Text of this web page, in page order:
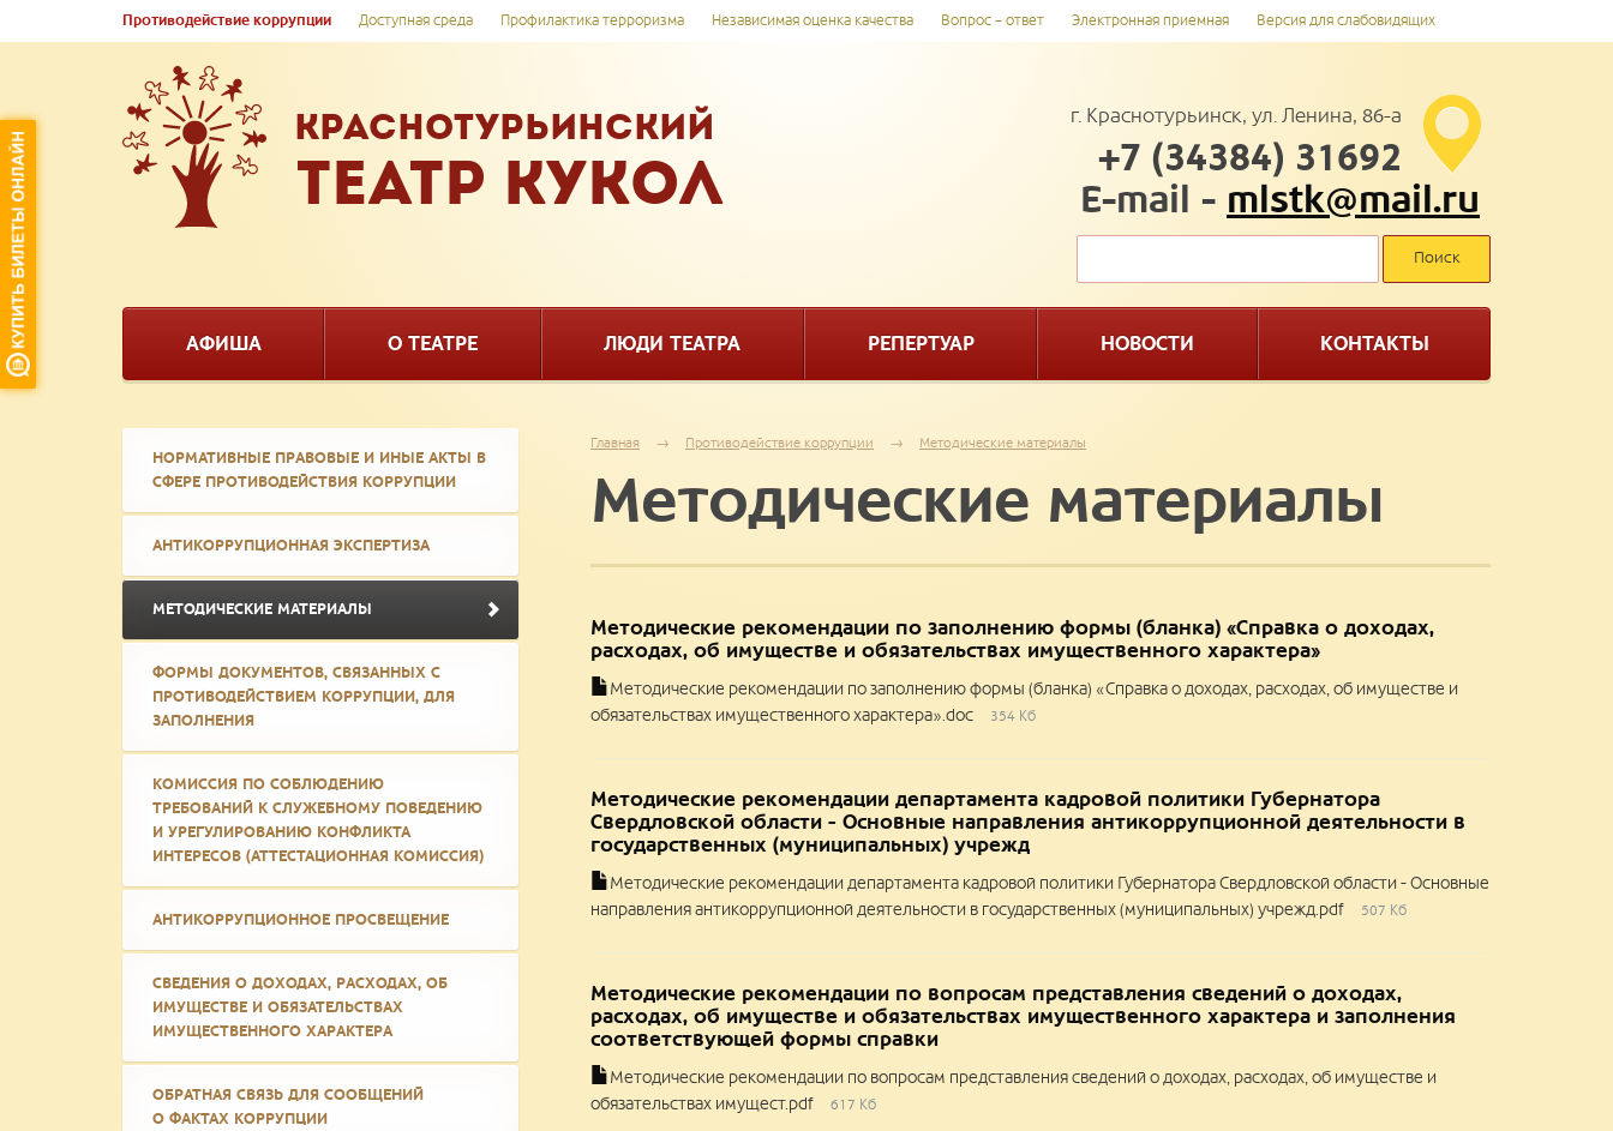
Противодействие коррупции Доступная среда Профилактика терроризма Независимая оценка качества Вопрос – ответ Электронная приемная Версия для слабовидящих
КРАСНОТУРЬИНСКИЙ
ТЕАТР КУКОЛ
г. Краснотурьинск, ул. Ленина, 86-а
+7 (34384) 31692
E-mail - mlstk@mail.ru
АФИША О ТЕАТРЕ ЛЮДИ ТЕАТРА РЕПЕРТУАР НОВОСТИ КОНТАКТЫ
Главная → Противодействие коррупции → Методические материалы
Методические материалы
Методические рекомендации по заполнению формы (бланка) «Справка о доходах,
расходах, об имуществе и обязательствах имущественного характера»
Методические рекомендации по заполнению формы (бланка) «Справка о доходах, расходах, об имуществе и
обязательствах имущественного характера».doc
354 Кб
Методические рекомендации департамента кадровой политики Губернатора
Свердловской области - Основные направления антикоррупционной деятельности в
государственных (муниципальных) учрежд
Методические рекомендации департамента кадровой политики Губернатора Свердловской области - Основные
направления антикоррупционной деятельности в государственных (муниципальных) учрежд.pdf
507 Кб
Методические рекомендации по вопросам представления сведений о доходах,
расходах, об имуществе и обязательствах имущественного характера и заполнения
соответствующей формы справки
Методические рекомендации по вопросам представления сведений о доходах, расходах, об имуществе и
обязательствах имущест.pdf
617 Кб
НОРМАТИВНЫЕ ПРАВОВЫЕ И ИНЫЕ АКТЫ В
СФЕРЕ ПРОТИВОДЕЙСТВИЯ КОРРУПЦИИ
АНТИКОРРУПЦИОННАЯ ЭКСПЕРТИЗА
МЕТОДИЧЕСКИЕ МАТЕРИАЛЫ
ФОРМЫ ДОКУМЕНТОВ, СВЯЗАННЫХ С
ПРОТИВОДЕЙСТВИЕМ КОРРУПЦИИ, ДЛЯ
ЗАПОЛНЕНИЯ
КОМИССИЯ ПО СОБЛЮДЕНИЮ
ТРЕБОВАНИЙ К СЛУЖЕБНОМУ ПОВЕДЕНИЮ
И УРЕГУЛИРОВАНИЮ КОНФЛИКТА
ИНТЕРЕСОВ (АТТЕСТАЦИОННАЯ КОМИССИЯ)
АНТИКОРРУПЦИОННОЕ ПРОСВЕЩЕНИЕ
СВЕДЕНИЯ О ДОХОДАХ, РАСХОДАХ, ОБ
ИМУЩЕСТВЕ И ОБЯЗАТЕЛЬСТВАХ
ИМУЩЕСТВЕННОГО ХАРАКТЕРА
ОБРАТНАЯ СВЯЗЬ ДЛЯ СООБЩЕНИЙ
О ФАКТАХ КОРРУПЦИИ